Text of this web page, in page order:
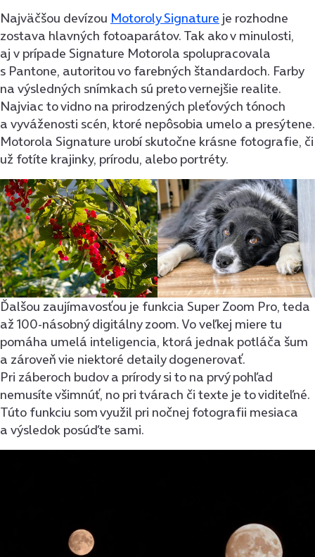
Najväčšou devízou Motoroly Signature je rozhodne
zostava hlavných fotoaparátov. Tak ako v minulosti,
aj v prípade Signature Motorola spolupracovala
s Pantone, autoritou vo farebných štandardoch. Farby
na výsledných snímkach sú preto vernejšie realite.
Najviac to vidno na prirodzených pleťových tónoch
a vyváženosti scén, ktoré nepôsobia umelo a presýtene.
Motorola Signature urobí skutočne krásne fotografie, či
už fotíte krajinky, prírodu, alebo portréty.
Ďalšou zaujímavosťou je funkcia Super Zoom Pro, teda
až 100-násobný digitálny zoom. Vo veľkej miere tu
pomáha umelá inteligencia, ktorá jednak potláča šum
a zároveň vie niektoré detaily dogenerovať.
Pri záberoch budov a prírody si to na prvý pohľad
nemusíte všimnúť, no pri tvárach či texte je to viditeľné.
Túto funkciu som využil pri nočnej fotografii mesiaca
a výsledok posúďte sami.